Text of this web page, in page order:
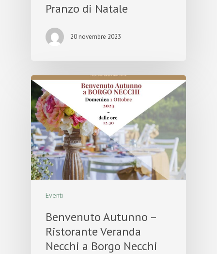
Pranzo di Natale
20 novembre 2023
Eventi
Benvenuto Autunno –
Ristorante Veranda
Necchi a Borgo Necchi